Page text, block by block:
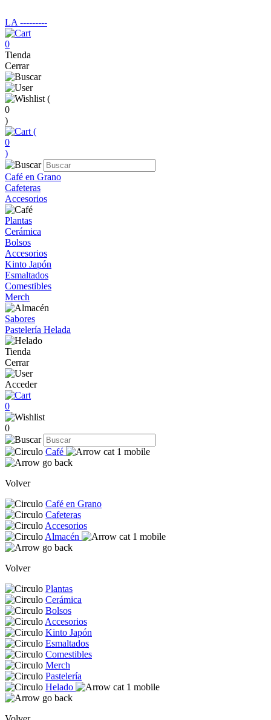
LA ‑‑‑‑‑‑‑‑‑
0
Tienda
Cerrar
(
0
)
(
0
)
Café en Grano
Cafeteras
Accesorios
Plantas
Cerámica
Bolsos
Accesorios
Kinto Japón
Esmaltados
Comestibles
Merch
Sabores
Pastelería Helada
Tienda
Cerrar
Acceder
0
0
Café
Volver
Café en Grano
Cafeteras
Accesorios
Almacén
Volver
Plantas
Cerámica
Bolsos
Accesorios
Kinto Japón
Esmaltados
Comestibles
Merch
Pastelería
Helado